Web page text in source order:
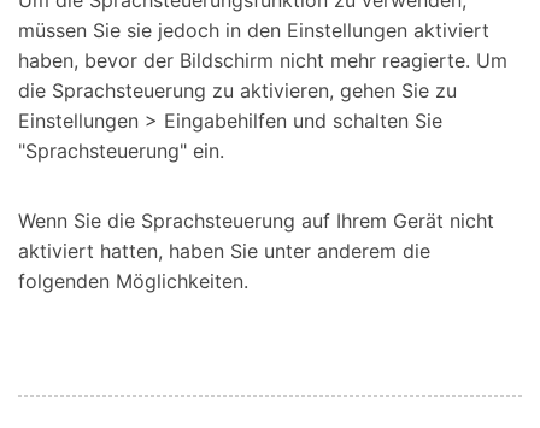
müssen Sie sie jedoch in den Einstellungen aktiviert
haben, bevor der Bildschirm nicht mehr reagierte. Um
die Sprachsteuerung zu aktivieren, gehen Sie zu
Einstellungen > Eingabehilfen und schalten Sie
"Sprachsteuerung" ein.
Wenn Sie die Sprachsteuerung auf Ihrem Gerät nicht
aktiviert hatten, haben Sie unter anderem die
folgenden Möglichkeiten.